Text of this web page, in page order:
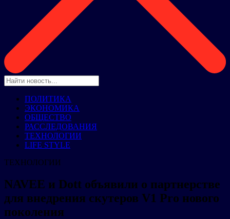
ПОЛИТИКА
ЭКОНОМИКА
ОБЩЕСТВО
РАССЛЕДОВАНИЯ
ТЕХНОЛОГИИ
LIFE STYLE
ТЕХНОЛОГИИ
NAVEE и Dott объявили о партнерстве
для внедрения скутеров V1 Pro нового
поколения